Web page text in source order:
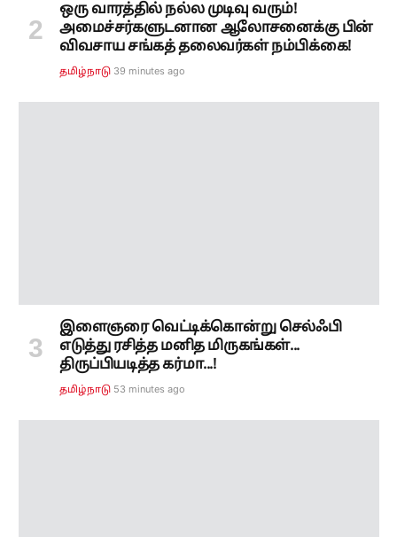
ஒரு வாரத்தில் நல்ல முடிவு வரும்!
அமைச்சர்களுடனான ஆலோசனைக்கு பின்
விவசாய சங்கத் தலைவர்கள் நம்பிக்கை!
தமிழ்நாடு 39 minutes ago
இளைஞரை வெட்டிக்கொன்று செல்ஃபி
எடுத்து ரசித்த மனித மிருகங்கள்...
திருப்பியடித்த கர்மா...!
தமிழ்நாடு 53 minutes ago